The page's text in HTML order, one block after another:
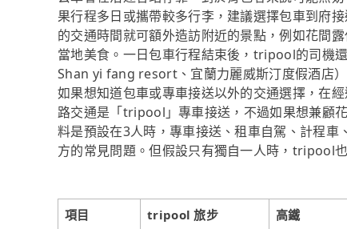
果行程多日或攜帶較多行李，建議選擇包車到府
的交通時間就可額外造訪附近的景點，例如花間
當地美食。一日包車行程結束後，tripool的司機
Shan yi fang resort、宜蘭力麗威斯汀度假酒店
如果想知道包車或專車接送以外的交通選擇，在
路交通是「tripool」專車接送，不過如果想兼顧
料是預設在3人時，專車接送、租車自駕、計程
方的常見問題。但假設只有獨自一人時，tripool
項目 tripool 旅步 高鐵